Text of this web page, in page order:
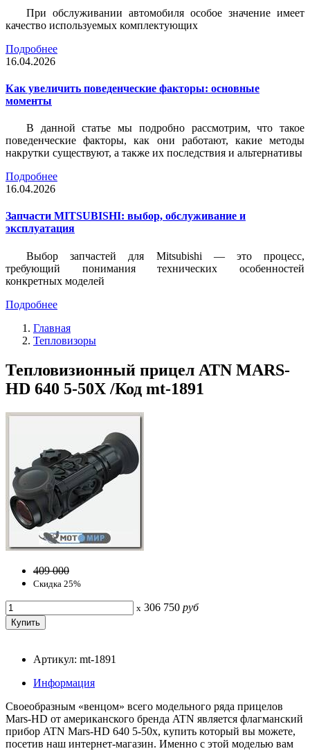
При обслуживании автомобиля особое значение имеет
качество используемых комплектующих
Подробнее
16.04.2026
Как увеличить поведенческие факторы: основные
моменты
В данной статье мы подробно рассмотрим, что такое
поведенческие факторы, как они работают, какие методы
накрутки существуют, а также их последствия и альтернативы
Подробнее
16.04.2026
Запчасти MITSUBISHI: выбор, обслуживание и
эксплуатация
Выбор запчастей для Mitsubishi — это процесс,
требующий понимания технических особенностей
конкретных моделей
Подробнее
Главная
Тепловизоры
Тепловизионный прицел ATN MARS-
HD 640 5-50X /Код mt-1891
409 000
Скидка 25%
x 306 750 руб
Артикул: mt-1891
Информация
Своеобразным «венцом» всего модельного ряда прицелов
Mars-HD от американского бренда ATN является флагманский
прибор ATN Mars-HD 640 5-50x, купить который вы можете,
посетив наш интернет-магазин. Именно с этой моделью вам